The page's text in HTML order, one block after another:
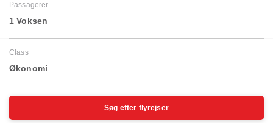
Passagerer
1 Voksen
Class
Økonomi
Søg efter flyrejser